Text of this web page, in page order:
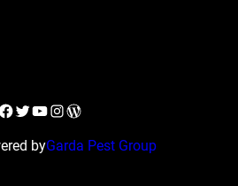
Twitter
YouTube
Instagram
WordPress
byGarda Pest Group